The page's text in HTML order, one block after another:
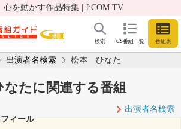
心を動かす作品特集 | J:COM TV
CS番組一覧 番組表
検索
出演者名検索 松本 ひなた
たに関連する番組
出演者名検索
ィール